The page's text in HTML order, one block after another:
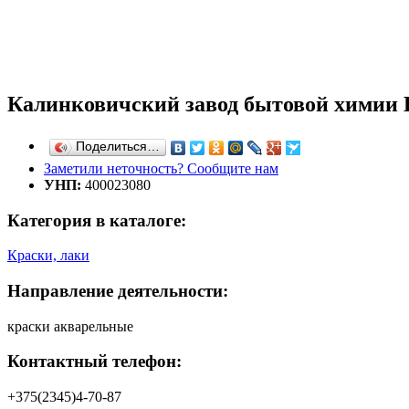
Калинковичский завод бытовой
Поделиться…
Заметили неточность? Сообщите нам
УНП: 400023080
Категория в каталоге:
Краски, лаки
Направление деятельности:
краски акварельные
Контактный телефон:
+375(2345)4-70-87